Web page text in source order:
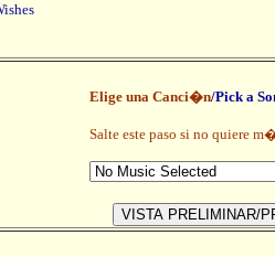
Elige una Canci�n/Pick a
Salte este paso si no quiere